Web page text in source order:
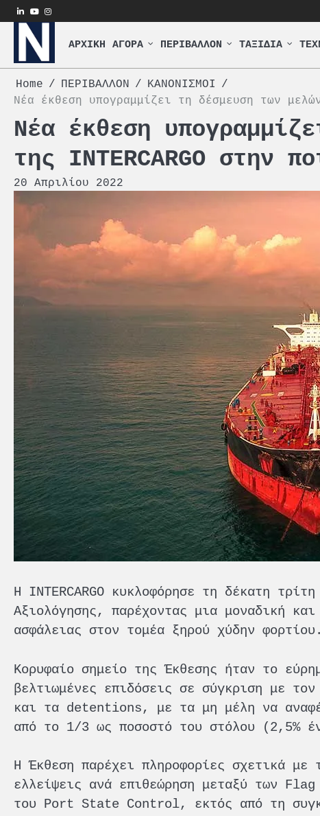
Skip
to
content
linkedin
youtube
instagram
ΑΡΧΙΚΗ ΑΓΟΡΑ ΠΕΡΙΒΑΛΛΟΝ ΤΑΞΙΔΙΑ
Home ΠΕΡΙΒΑΛΛΟΝ
ΚΑΝΟΝΙΣΜΟΙ
Νέα έκθεση υπογραμμίζει τη δέσμευση των
Νέα έκθεση
της INTERCARGO στην
20 Απριλίου 2022
Η INTERCARGO κυκλοφόρησε τη δέκατη
Αξιολόγησης, παρέχοντας μια μοναδική
ασφάλειας στον τομέα ξηρού χύδην φορτίου.
Κορυφαίο σημείο της Έκθεσης ήταν το
βελτιωμένες επιδόσεις σε σύγκριση με
και τα detentions, με τα μη μέλη να
από το 1/3 ως ποσοστό του στόλου (2,5%
Η Έκθεση παρέχει πληροφορίες σχετικά με
ελλείψεις ανά επιθεώρηση μεταξύ των
του Port State Control, εκτός από τη